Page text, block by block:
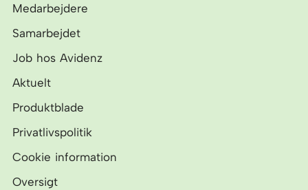
k
n
Medarbejdere
Samarbejdet
Job hos Avidenz
Aktuelt
Produktblade
Privatlivspolitik
Cookie information
Oversigt